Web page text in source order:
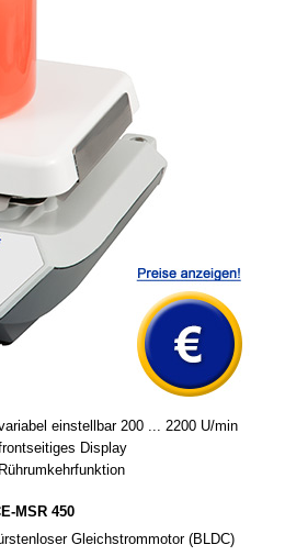
einstellbar 200 ... 2200 U/min
Display
MSR 450
Gleichstrommotor (BLDC)